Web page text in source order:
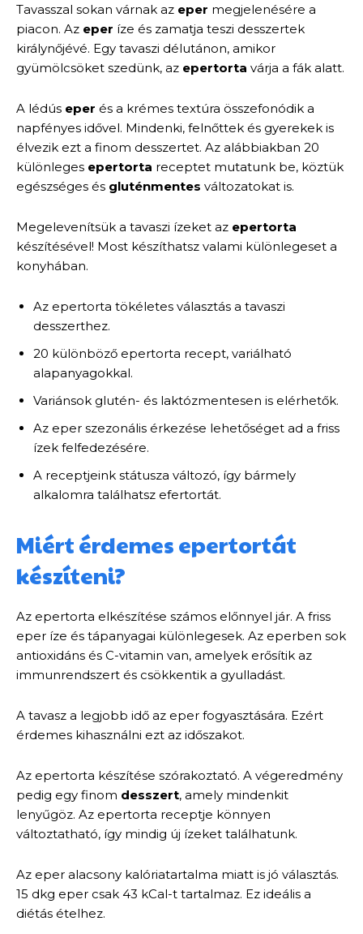
Tavasszal sokan várnak az eper megjelenésére a
piacon. Az eper íze és zamatja teszi desszertek
királynőjévé. Egy tavaszi délutánon, amikor
gyümölcsöket szedünk, az epertorta várja a fák alatt.
A lédús eper és a krémes textúra összefonódik a
napfényes idővel. Mindenki, felnőttek és gyerekek is
élvezik ezt a finom desszertet. Az alábbiakban 20
különleges epertorta receptet mutatunk be, köztük
egészséges és gluténmentes változatokat is.
Megelevenítsük a tavaszi ízeket az epertorta
készítésével! Most készíthatsz valami különlegeset a
konyhában.
Az epertorta tökéletes választás a tavaszi
desszerthez.
20 különböző epertorta recept, variálható
alapanyagokkal.
Variánsok glutén- és laktózmentesen is elérhetők.
Az eper szezonális érkezése lehetőséget ad a friss
ízek felfedezésére.
A receptjeink státusza változó, így bármely
alkalomra találhatsz efertortát.
Miért érdemes epertortát
készíteni?
Az epertorta elkészítése számos előnnyel jár. A friss
eper íze és tápanyagai különlegesek. Az eperben sok
antioxidáns és C-vitamin van, amelyek erősítik az
immunrendszert és csökkentik a gyulladást.
A tavasz a legjobb idő az eper fogyasztására. Ezért
érdemes kihasználni ezt az időszakot.
Az epertorta készítése szórakoztató. A végeredmény
pedig egy finom desszert, amely mindenkit
lenyűgöz. Az epertorta receptje könnyen
változtatható, így mindig új ízeket találhatunk.
Az eper alacsony kalóriatartalma miatt is jó választás.
15 dkg eper csak 43 kCal-t tartalmaz. Ez ideális a
diétás ételhez.